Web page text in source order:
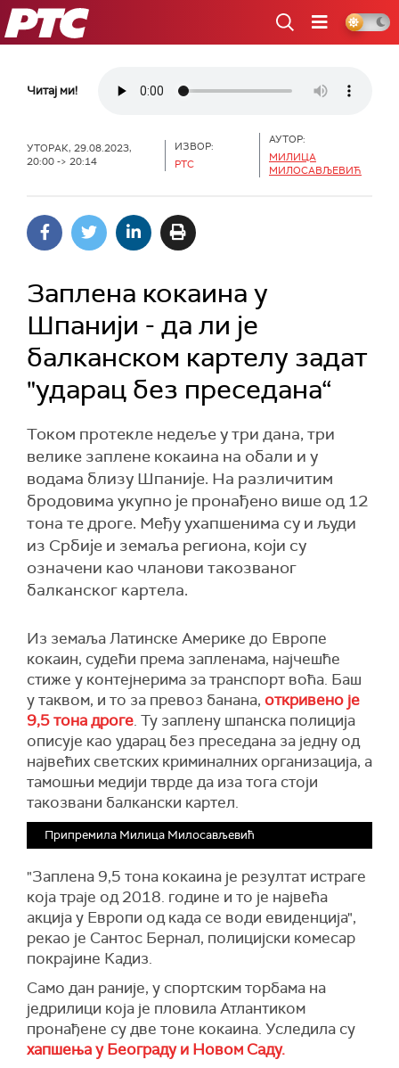
РТС
Читај ми!
УТОРАК, 29.08.2023,
20:00 -> 20:14
ИЗВОР:
РТС
АУТОР:
МИЛИЦА
МИЛОСАВЉЕВИЋ
Заплена кокаина у
Шпанији - да ли је
балканском картелу задат
"ударац без преседана“
Током протекле недеље у три дана, три
велике заплене кокаина на обали и у
водама близу Шпаније. На различитим
бродовима укупно је пронађено више од 12
тона те дроге. Међу ухапшенима су и људи
из Србије и земаља региона, који су
означени као чланови такозваног
балканског картела.
Из земаља Латинске Америке до Европе
кокаин, судећи према запленама, најчешће
стиже у контејнерима за транспорт воћа. Баш
у таквом, и то за превоз банана, откривено је
9,5 тона дроге. Ту заплену шпанска полиција
описује као ударац без преседана за једну од
највећих светских криминалних организација, а
тамошњи медији тврде да иза тога стоји
такозвани балкански картел.
Припремила Милица Милосављевић
"Заплена 9,5 тона кокаина је резултат истраге
која траје од 2018. године и то је највећа
акција у Европи од када се води евиденција",
рекао је Сантос Бернал, полицијски комесар
покрајине Кадиз.
Само дан раније, у спортским торбама на
једрилици која је пловила Атлантиком
пронађене су две тоне кокаина. Уследила су
хапшења у Београду и Новом Саду.